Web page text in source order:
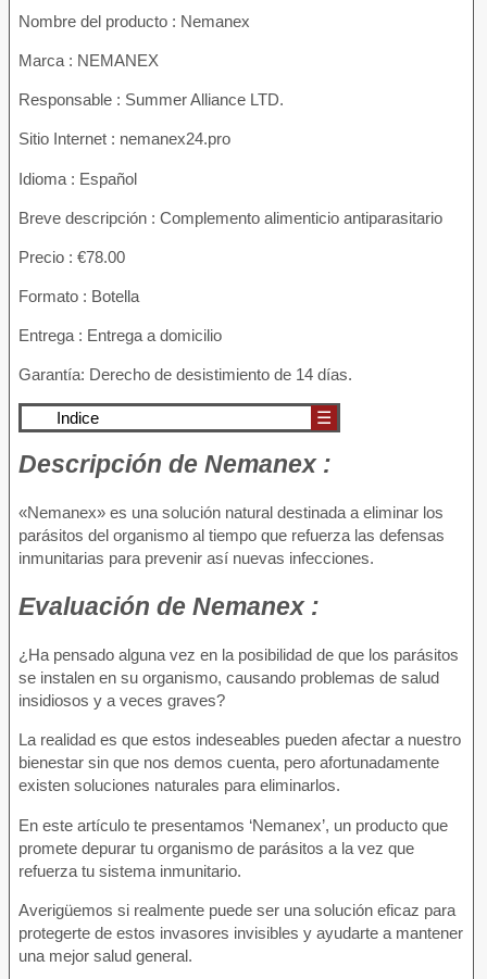
Nombre del producto : Nemanex
Marca : NEMANEX
Responsable : Summer Alliance LTD.
Sitio Internet : nemanex24.pro
Idioma : Español
Breve descripción : Complemento alimenticio antiparasitario
Precio : €78.00
Formato : Botella
Entrega : Entrega a domicilio
Garantía: Derecho de desistimiento de 14 días.
Indice ☰
Descripción de Nemanex :
«Nemanex» es una solución natural destinada a eliminar los
parásitos del organismo al tiempo que refuerza las defensas
inmunitarias para prevenir así nuevas infecciones.
Evaluación de Nemanex :
¿Ha pensado alguna vez en la posibilidad de que los parásitos
se instalen en su organismo, causando problemas de salud
insidiosos y a veces graves?
La realidad es que estos indeseables pueden afectar a nuestro
bienestar sin que nos demos cuenta, pero afortunadamente
existen soluciones naturales para eliminarlos.
En este artículo te presentamos ‘Nemanex’, un producto que
promete depurar tu organismo de parásitos a la vez que
refuerza tu sistema inmunitario.
Averigüemos si realmente puede ser una solución eficaz para
protegerte de estos invasores invisibles y ayudarte a mantener
una mejor salud general.